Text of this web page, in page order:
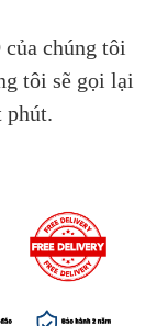
của chúng tôi
tôi sẽ gọi lại
phút.